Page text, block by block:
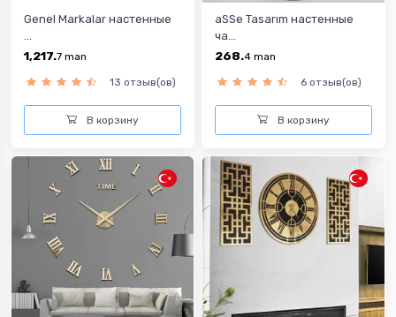
Genel Markalar настенные
1,217.7 man
13 отзыв(ов)
В корзину
aSSe Tasarım настенные
ча...
268.4 man
6 отзыв(ов)
В корзину